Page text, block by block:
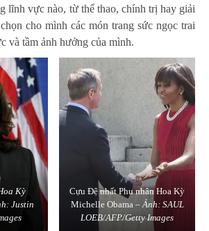
lĩnh vực nào, từ thể thao, chính trị hay giải
cho mình các món trang sức ngọc trai
và tầm ảnh hưởng của mình.
Kỳ
Justin
Cựu Đệ nhất Phu nhân Hoa Kỳ
Michelle Obama –Ảnh: SAUL
LOEB/AFP/Getty Images